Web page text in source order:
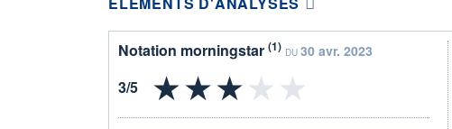
Notation morningstar (1) DU 30 avr. 2023